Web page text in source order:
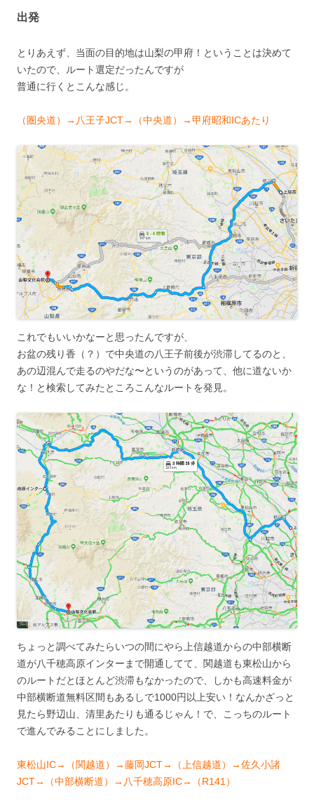
出発
とりあえず、当面の目的地は山梨の甲府！ということは決めて
いたので、ルート選定だったんですが
普通に行くとこんな感じ。
（圏央道）→八王子JCT→（中央道）→甲府昭和ICあたり
これでもいいかなーと思ったんですが、
お盆の残り香（？）で中央道の八王子前後が渋滞してるのと、
あの辺混んで走るのやだな〜というのがあって、他に道ないか
な！と検索してみたところこんなルートを発見。
ちょっと調べてみたらいつの間にやら上信越道からの中部横断
道が八千穂高原インターまで開通してて、関越道も東松山から
のルートだとほとんど渋滞もなかったので、しかも高速料金が
中部横断道無料区間もあるしで1000円以上安い！なんかざっと
見たら野辺山、清里あたりも通るじゃん！で、こっちのルート
で進んでみることにしました。
東松山IC→（関越道）→藤岡JCT→（上信越道）→佐久小諸
JCT→（中部横断道）→八千穂高原IC→（R141）